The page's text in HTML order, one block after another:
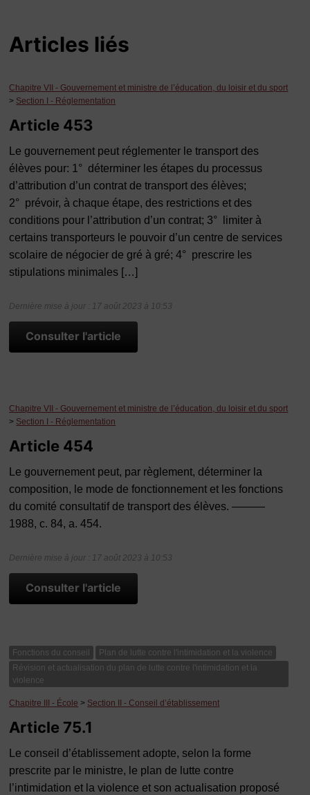
Articles liés
Chapitre VII - Gouvernement et ministre de l’éducation, du loisir et du sport
> Section I - Réglementation
Article 453
Le gouvernement peut réglementer le transport des
élèves pour: 1° déterminer les étapes du processus
d’attribution d’un contrat de transport des élèves;
2° prévoir, à chaque étape, des restrictions et des
conditions pour l’attribution d’un contrat; 3° limiter à
certains transporteurs le pouvoir d’un centre de services
scolaire de négocier de gré à gré; 4° prescrire les
stipulations minimales […]
Dernière mise à jour : 17 août 2023 à 10:53
Consulter l'article
Chapitre VII - Gouvernement et ministre de l’éducation, du loisir et du sport
> Section I - Réglementation
Article 454
Le gouvernement peut, par règlement, déterminer la
composition, le mode de fonctionnement et les fonctions
du comité consultatif de transport des élèves. ———
1988, c. 84, a. 454.
Dernière mise à jour : 17 août 2023 à 10:53
Consulter l'article
Fonctions du conseil
Plan de lutte contre l'intimidation et la violence
Révision et actualisation du plan de lutte contre l'intimidation et la
violence
Chapitre III - École > Section II - Conseil d’établissement
Article 75.1
Le conseil d’établissement adopte, selon la forme
prescrite par le ministre, le plan de lutte contre
l’intimidation et la violence et son actualisation proposé